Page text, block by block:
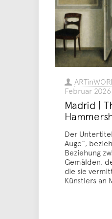
Februar 2026
Madrid |
Der
Auge“,
Beziehung
Gemälden,
die sie
Künstlers an